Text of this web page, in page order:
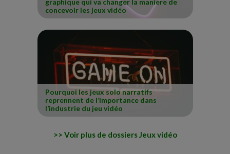
concevoir les jeux vidéo
Pourquoi les jeux solo narratifs
reprennent de l’importance dans
l’industrie du jeu vidéo
Voir plus de dossiers Jeux vidéo